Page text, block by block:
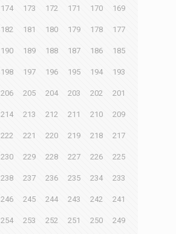
169
170
171
172
173
174
177
178
179
180
181
182
185
186
187
188
189
190
193
194
195
196
197
198
201
202
203
204
205
206
209
210
211
212
213
214
217
218
219
220
221
222
225
226
227
228
229
230
233
234
235
236
237
238
241
242
243
244
245
246
249
250
251
252
253
254